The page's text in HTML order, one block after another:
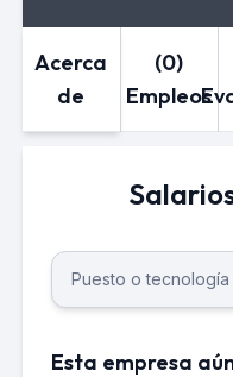
Acerca
de
(0)
Empleos
Esta empresa